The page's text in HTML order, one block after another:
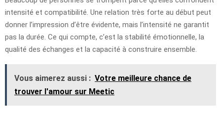
intensité et compatibilité. Une relation très forte au début peut
donner l’impression d’être évidente, mais l’intensité ne garantit
pas la durée. Ce qui compte, c’est la stabilité émotionnelle, la
qualité des échanges et la capacité à construire ensemble.
Vous aimerez aussi : Votre meilleure chance de
trouver l'amour sur Meetic